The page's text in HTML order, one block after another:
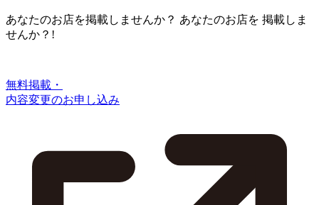
あなたのお店を掲載しませんか？ あなたのお店を 掲載しま
せんか？!
無料掲載・
内容変更のお申し込み